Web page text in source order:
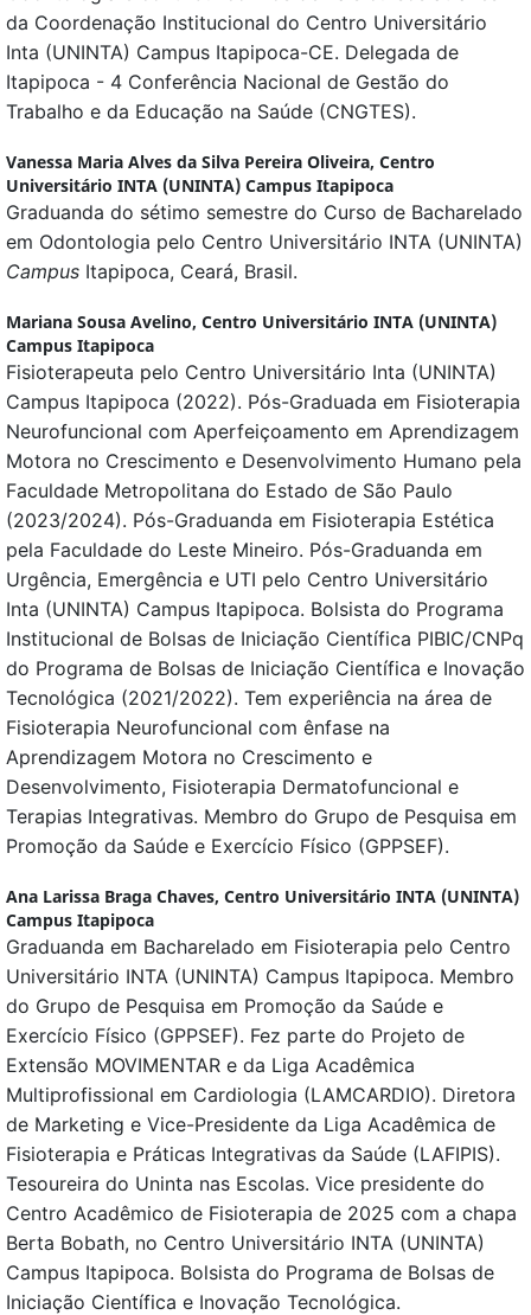
da Coordenação Institucional do Centro Universitário
Inta (UNINTA) Campus Itapipoca-CE. Delegada de
Itapipoca - 4 Conferência Nacional de Gestão do
Trabalho e da Educação na Saúde (CNGTES).
Vanessa Maria Alves da Silva Pereira Oliveira, Centro
Universitário INTA (UNINTA) Campus Itapipoca
Graduanda do sétimo semestre do Curso de Bacharelado
em Odontologia pelo Centro Universitário INTA (UNINTA)
Campus Itapipoca, Ceará, Brasil.
Mariana Sousa Avelino, Centro Universitário INTA (UNINTA)
Campus Itapipoca
Fisioterapeuta pelo Centro Universitário Inta (UNINTA)
Campus Itapipoca (2022). Pós-Graduada em Fisioterapia
Neurofuncional com Aperfeiçoamento em Aprendizagem
Motora no Crescimento e Desenvolvimento Humano pela
Faculdade Metropolitana do Estado de São Paulo
(2023/2024). Pós-Graduanda em Fisioterapia Estética
pela Faculdade do Leste Mineiro. Pós-Graduanda em
Urgência, Emergência e UTI pelo Centro Universitário
Inta (UNINTA) Campus Itapipoca. Bolsista do Programa
Institucional de Bolsas de Iniciação Científica PIBIC/CNPq
do Programa de Bolsas de Iniciação Científica e Inovação
Tecnológica (2021/2022). Tem experiência na área de
Fisioterapia Neurofuncional com ênfase na
Aprendizagem Motora no Crescimento e
Desenvolvimento, Fisioterapia Dermatofuncional e
Terapias Integrativas. Membro do Grupo de Pesquisa em
Promoção da Saúde e Exercício Físico (GPPSEF).
Ana Larissa Braga Chaves, Centro Universitário INTA (UNINTA)
Campus Itapipoca
Graduanda em Bacharelado em Fisioterapia pelo Centro
Universitário INTA (UNINTA) Campus Itapipoca. Membro
do Grupo de Pesquisa em Promoção da Saúde e
Exercício Físico (GPPSEF). Fez parte do Projeto de
Extensão MOVIMENTAR e da Liga Acadêmica
Multiprofissional em Cardiologia (LAMCARDIO). Diretora
de Marketing e Vice-Presidente da Liga Acadêmica de
Fisioterapia e Práticas Integrativas da Saúde (LAFIPIS).
Tesoureira do Uninta nas Escolas. Vice presidente do
Centro Acadêmico de Fisioterapia de 2025 com a chapa
Berta Bobath, no Centro Universitário INTA (UNINTA)
Campus Itapipoca. Bolsista do Programa de Bolsas de
Iniciação Científica e Inovação Tecnológica.